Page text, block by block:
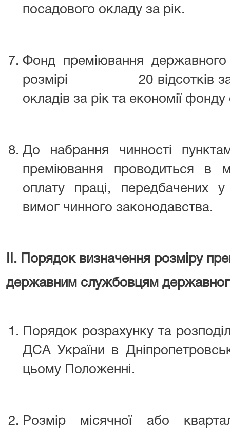
посадового окладу за рік.
Фонд преміювання
розмірі 20 відсотків
окладів за рік та економії фонду
До набрання чинності
преміювання проводиться в
оплату праці, передбачених
вимог чинного законодавства.
ІІ. Порядок визначення розміру
державним службовцям
Порядок розрахунку та
ДСА України в
цьому Положенні.
Розмір місячної або